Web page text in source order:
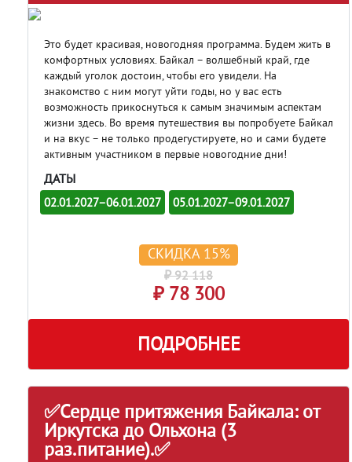
Это будет красивая, новогодняя программа. Будем жить в
комфортных условиях. Байкал – волшебный край, где
каждый уголок достоин, чтобы его увидели. На
знакомство с ним могут уйти годы, но у вас есть
возможность прикоснуться к самым значимым аспектам
жизни здесь. Во время путешествия вы попробуете Байкал
и на вкус – не только продегустируете, но и сами будете
активным участником в первые новогодние дни!
ДАТЫ
02.01.2027–06.01.2027 05.01.2027–09.01.2027
СКИДКА 15%
₽ 92 118
₽ 78 300
ПОДРОБНЕЕ
✅Сердце притяжения Байкала: от
Иркутска до Ольхона (3
раз.питание).✅